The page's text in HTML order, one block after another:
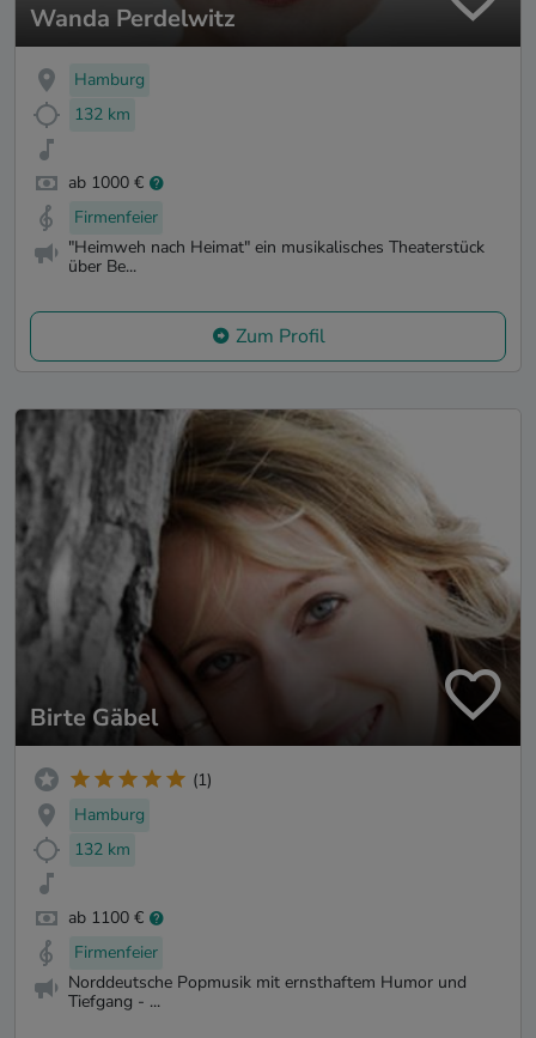
Wanda Perdelwitz
Hamburg
132 km
ab 1000 €
Firmenfeier
"Heimweh nach Heimat" ein musikalisches Theaterstück
über Be...
Zum Profil
Birte Gäbel
(1)
Hamburg
132 km
ab 1100 €
Firmenfeier
Norddeutsche Popmusik mit ernsthaftem Humor und
Tiefgang - ...